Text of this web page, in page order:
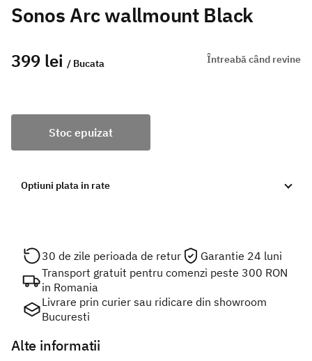
Sonos Arc wallmount Black
399 lei / Bucata Întreabă când revine
Stoc epuizat
Optiuni plata in rate
30 de zile perioada de retur
Garantie 24 luni
Transport gratuit pentru comenzi peste 300 RON
in Romania
Livrare prin curier sau ridicare din showroom
Bucuresti
Alte informatii